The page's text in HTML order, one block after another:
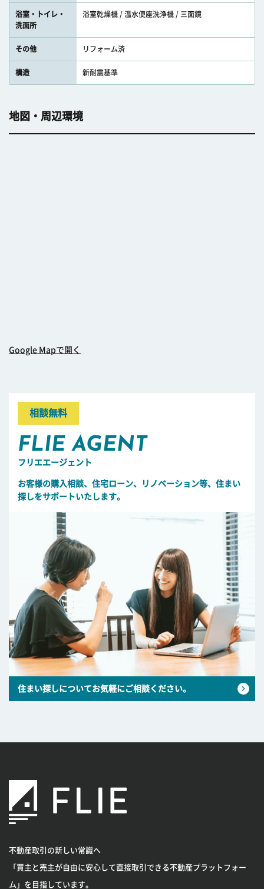
浴室・トイレ・
洗面所
浴室乾燥機 / 温水便座洗浄機 / 三面鏡
その他 リフォーム済
構造 新耐震基準
地図・周辺環境
Google Mapで開く
相談無料
FLIE AGENT
フリエエージェント
お客様の購入相談、住宅ローン、リノベーション等、住まい
探しをサポートいたします。
住まい探しについてお気軽にご相談ください。
不動産取引の新しい常識へ
「買主と売主が自由に安心して直接取引できる不動産プラットフォー
ム」を目指しています。